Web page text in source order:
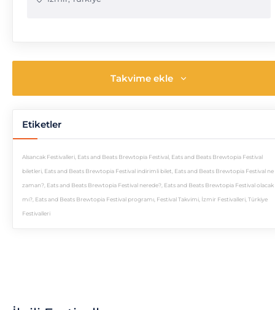
Takvime ekle
Etiketler
Alsancak Festivalleri, Eats and Beats Brewtopia Festival , Eats and Beats Brewtopia Festival
biletleri, Eats and Beats Brewtopia Festival indirimli bilet, Eats and Beats Brewtopia Festival ne
zaman?, Eats and Beats Brewtopia Festival nerede?, Eats and Beats Brewtopia Festival olacak
mı?, Eats and Beats Brewtopia Festival programı, Festival Takvimi, İzmir Festivalleri, Türkiye
Festivalleri